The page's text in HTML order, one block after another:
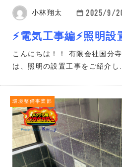
小林翔太 2025/9/
⚡電気工事編⚡照明設
こんにちは！！ 有限会社国分
は、照明の設置工事をご紹介し
環境整備事業部